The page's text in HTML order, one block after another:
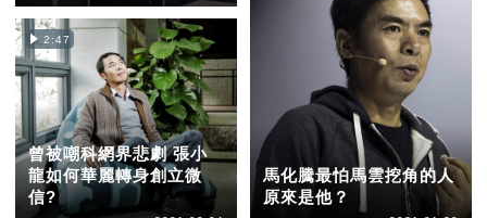
2:47
曾被嘲科網界悲劇 張小
龍如何華麗轉身創立微
信?
馬化騰最怕馬雲挖角的人
原來是他？